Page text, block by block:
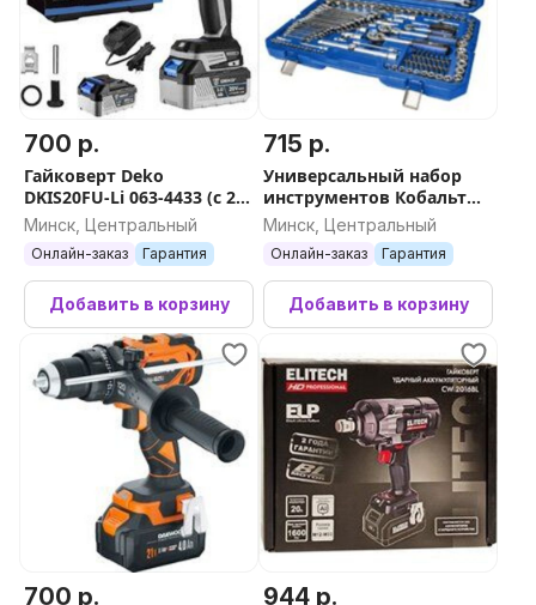
700 р.
Гайковерт Deko
DKIS20FU-Li 063-4433 (с 2-
мя АКБ, кейс)
Минск, Центральный
Онлайн-заказ Гарантия
Добавить в корзину
715 р.
Универсальный набор
инструментов Кобальт
919-685
Минск, Центральный
Онлайн-заказ Гарантия
Добавить в корзину
700 р. 944 р.